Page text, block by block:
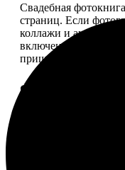
Свадебная
страниц. Если
коллажи и
включена,
пришлем вам на
Форматы и